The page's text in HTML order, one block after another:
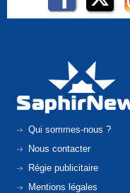
Qui sommes-nous ?
Nous contacter
Régie publicitaire
Mentions légales